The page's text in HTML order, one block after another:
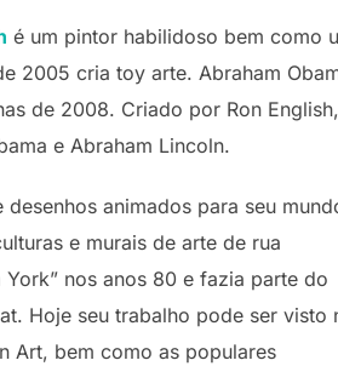
é um pintor habilidoso bem como
2005 cria toy arte. Abraham
de 2008. Criado por Ron
e Abraham Lincoln.
animados para seu
e murais de arte de rua
nos anos 80 e fazia parte do
Hoje seu trabalho pode ser visto
Art, bem como as populares